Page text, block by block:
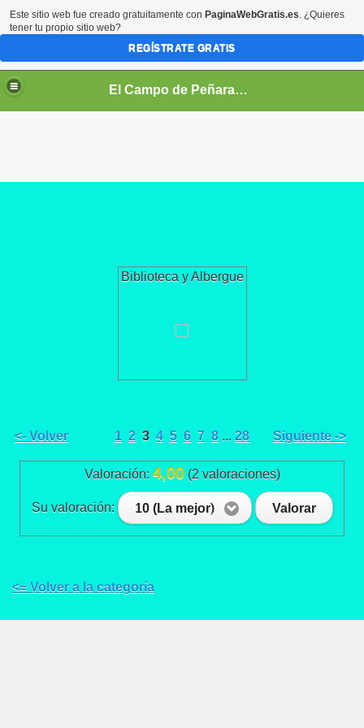
El Campo de Peñaranda (Salamanca)
Biblioteca y Albergue
<- Volver 1 2 3 4 5 6 7 8 ... 28 Siguiente ->
Valoración: 4,00(2 valoraciones)
Su valoración: 10 (La mejor) Valorar
<= Volver a la categoría
Este sitio web fue creado gratuitamente con PaginaWebGratis.es. ¿Quieres
tener tu propio sitio web?
REGÍSTRATE GRATIS